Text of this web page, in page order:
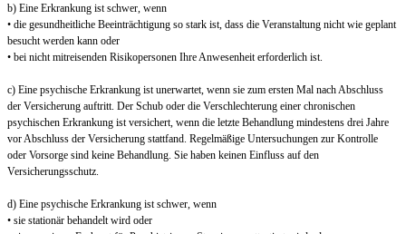
b) Eine Erkrankung ist schwer, wenn
• die gesundheitliche Beeinträchtigung so stark ist, dass die Veranstaltung nicht wie geplant
besucht werden kann oder
• bei nicht mitreisenden Risikopersonen Ihre Anwesenheit erforderlich ist.
c) Eine psychische Erkrankung ist unerwartet, wenn sie zum ersten Mal nach Abschluss
der Versicherung auftritt. Der Schub oder die Verschlechterung einer chronischen
psychischen Erkrankung ist versichert, wenn die letzte Behandlung mindestens drei Jahre
vor Abschluss der Versicherung stattfand. Regelmäßige Untersuchungen zur Kontrolle
oder Vorsorge sind keine Behandlung. Sie haben keinen Einfluss auf den
Versicherungsschutz.
d) Eine psychische Erkrankung ist schwer, wenn
• sie stationär behandelt wird oder